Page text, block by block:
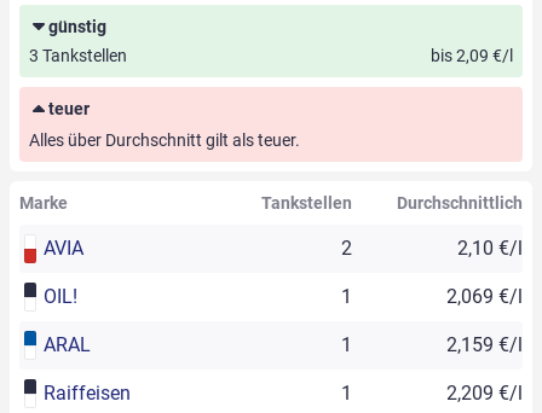
günstig
3 Tankstellen
bis 2,09 €/l
teuer
Alles über Durchschnitt gilt als teuer.
Marke Tankstellen Durchschnittlich
AVIA 2 2,10 €/l
OIL! 1 2,069 €/l
ARAL 1 2,159 €/l
Raiffeisen 1 2,209 €/l